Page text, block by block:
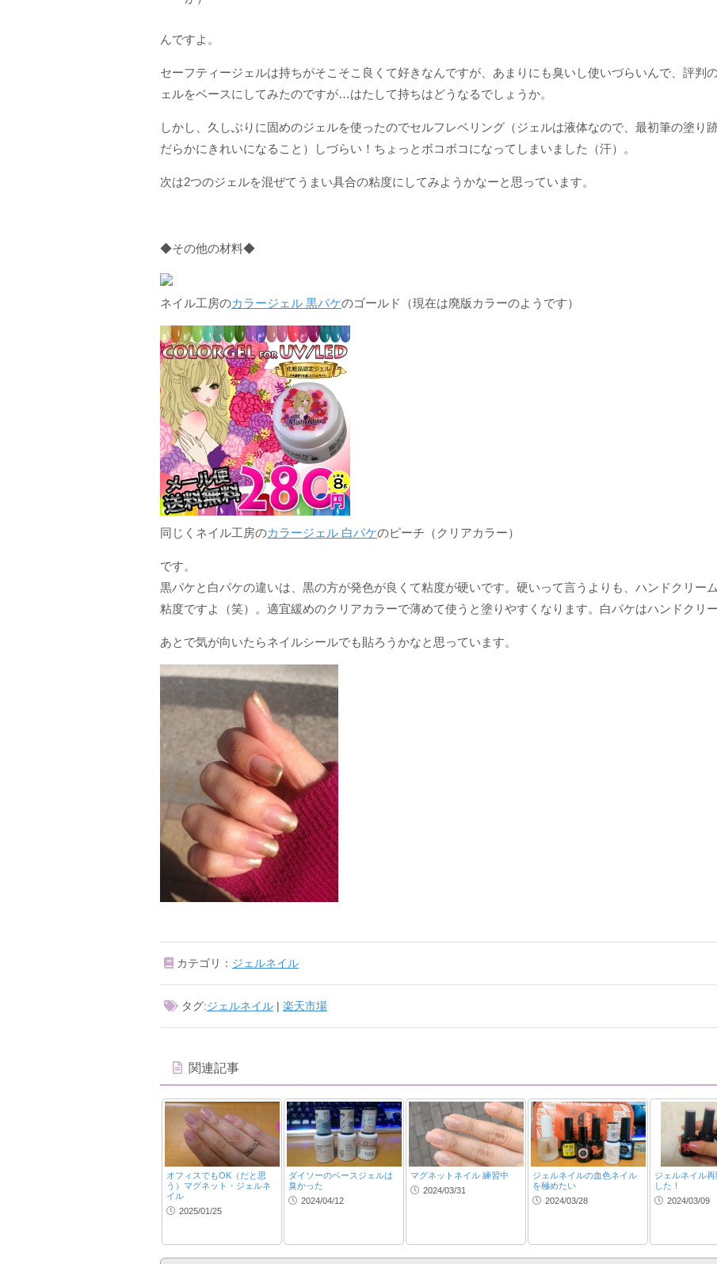
んですよ。
セーフティージェルは持ちがそこそこ良くて好きなんですが、あまりにも臭いし使いづらいんで、評判
ェルをベースにしてみたのですが…はたして持ちはどうなるでしょうか。
しかし、久しぶりに固めのジェルを使ったのでセルフレベリング（ジェルは液体なので、最初筆の塗り
だらかにきれいになること）しづらい！ちょっとボコボコになってしまいました（汗）。
次は2つのジェルを混ぜてうまい具合の粘度にしてみようかなーと思っています。
◆その他の材料◆
ネイル工房のカラージェル 黒パケのゴールド（現在は廃版カラーのようです）
同じくネイル工房のカラージェル 白パケのピーチ（クリアカラー）
です。
黒パケと白パケの違いは、黒の方が発色が良くて粘度が硬いです。硬いって言うよりも、ハンドクリー
粘度ですよ（笑）。適宜緩めのクリアカラーで薄めて使うと塗りやすくなります。白パケはハンドクリー
あとで気が向いたらネイルシールでも貼ろうかなと思っています。
カテゴリ： ジェルネイル
タグ:ジェルネイル| 楽天市場
関連記事
オフィスでもOK（だと思
う）マグネット・ジェルネ
イル
2025/01/25
ダイソーのベースジェルは
臭かった
2024/04/12
マグネットネイル 練習中
2024/03/31
ジェルネイルの血色ネイル
を極めたい
2024/03/28
ジェルネイル再
した！
2024/03/09